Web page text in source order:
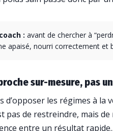
: avant de chercher à
apaisé, nourri correctement
sur-mesure, pas
d’opposer les régimes à la
pas de restreindre, mais
entre un résultat